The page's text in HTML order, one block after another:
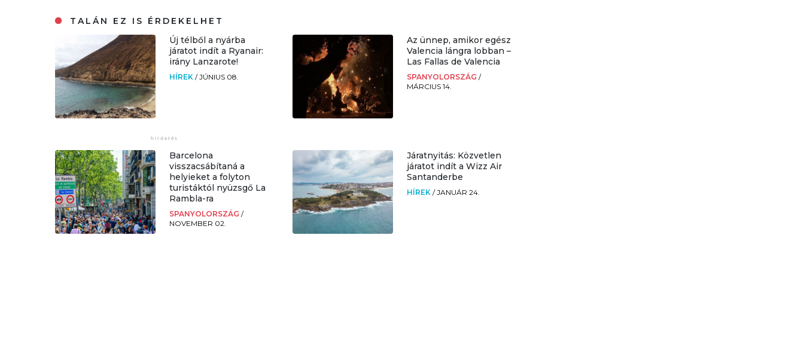
TALÁN EZ IS ÉRDEKELHET
Új télből a nyárba
járatot indít a Ryanair:
irány Lanzarote!
HÍREK/JÚNIUS 08.
Az ünnep, amikor egész
Valencia lángra lobban –
Las Fallas de Valencia
SPANYOLORSZÁG /
MÁRCIUS 14.
Barcelona
visszacsábítaná a
helyieket a folyton
turistáktól nyüzsgő La
Rambla-ra
SPANYOLORSZÁG/
NOVEMBER 02.
Járatnyitás: Közvetlen
járatot indít a Wizz Air
Santanderbe
HÍREK /JANUÁR 24.